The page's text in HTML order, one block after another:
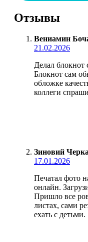
Отзывы
Вениамин
21.02.2026
Делал блокнот
Блокнот сам
обложке
коллеги
Зиновий
17.01.2026
Печатал фото
онлайн.
Пришло все
листах, сами
ехать с детьми.